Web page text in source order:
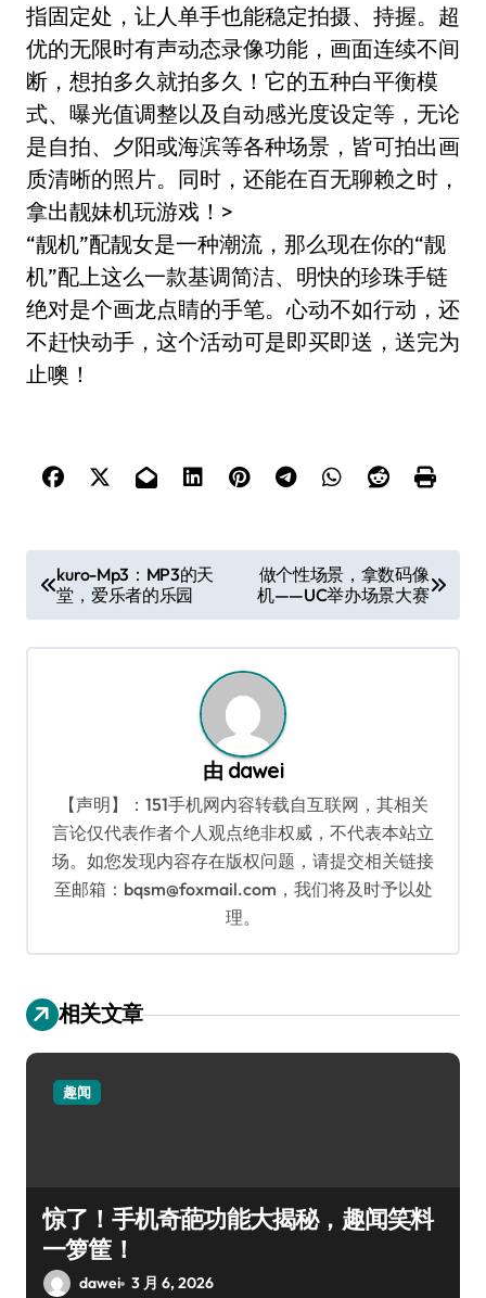
指固定处，让人单手也能稳定拍摄、持握。超
优的无限时有声动态录像功能，画面连续不间
断，想拍多久就拍多久！它的五种白平衡模
式、曝光值调整以及自动感光度设定等，无论
是自拍、夕阳或海滨等各种场景，皆可拍出画
质清晰的照片。同时，还能在百无聊赖之时，
拿出靓妹机玩游戏！>
“靓机”配靓女是一种潮流，那么现在你的“靓
机”配上这么一款基调简洁、明快的珍珠手链
绝对是个画龙点睛的手笔。心动不如行动，还
不赶快动手，这个活动可是即买即送，送完为
止噢！
章
导
kuro-Mp3：MP3的天
堂，爱乐者的乐园
做个性场景，拿数码像
机——UC举办场景大赛
由 dawei
【声明】：151手机网内容转载自互联网，其相关
言论仅代表作者个人观点绝非权威，不代表本站立
场。如您发现内容存在版权问题，请提交相关链接
至邮箱：bqsm@foxmail.com，我们将及时予以处
理。
相关文章
趣闻
惊了！手机奇葩功能大揭秘，趣闻笑料
一箩筐！
dawei 3 月 6, 2026